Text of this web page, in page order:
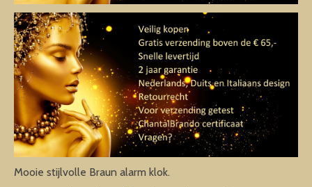
Mooie stijlvolle Braun alarm klok.